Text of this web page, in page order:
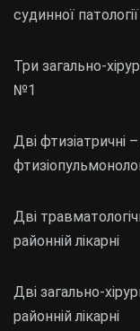
судинної патології
Три загально-
№1
Дві фтизіатричні
Дві
районній лікарні
Дві загально-
районній лікарні